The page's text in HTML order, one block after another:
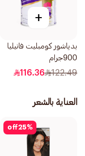
+
بدياشور كومبليت فانيليا
900جرام
122.49
116.36
العناية بالشعر
25%
off